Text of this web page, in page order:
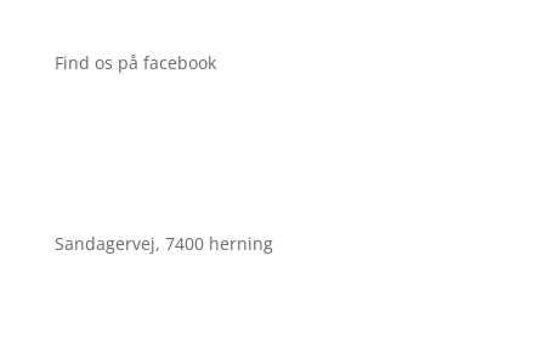
Find os på facebook
Sandagervej, 7400 herning